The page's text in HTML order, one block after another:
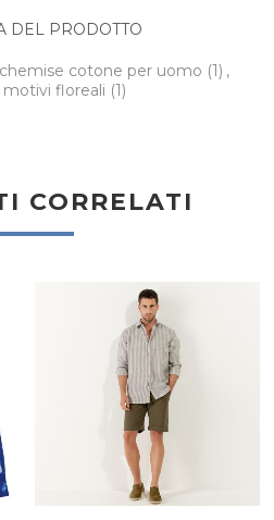
DEL PRODOTTO
chemise cotone per uomo (1) ,
floreali (1)
CORRELATI